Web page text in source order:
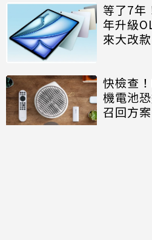
等了7年
年升級
來大改款
快檢查
機電池
召回方案